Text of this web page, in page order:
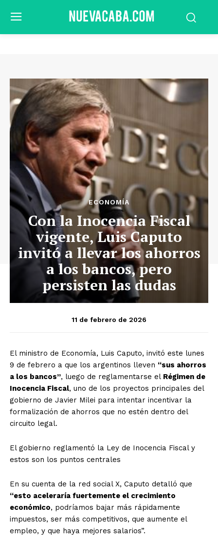
ECONOMÍA
Con la Inocencia Fiscal
vigente, Luis Caputo
invitó a llevar los ahorros
a los bancos, pero
persisten las dudas
11 de febrero de 2026
El ministro de Economía, Luis Caputo, invitó este lunes
9 de febrero a que los argentinos lleven “sus ahorros
a los bancos”, luego de reglamentarse el Régimen de
Inocencia Fiscal, uno de los proyectos principales del
gobierno de Javier Milei para intentar incentivar la
formalización de ahorros que no estén dentro del
circuito legal.
El gobierno reglamentó la Ley de Inocencia Fiscal y
estos son los puntos centrales
En su cuenta de la red social X, Caputo detalló que
“esto aceleraría fuertemente el crecimiento
económico, podríamos bajar más rápidamente
impuestos, ser más competitivos, que aumente el
empleo, y que haya mejores salarios”.